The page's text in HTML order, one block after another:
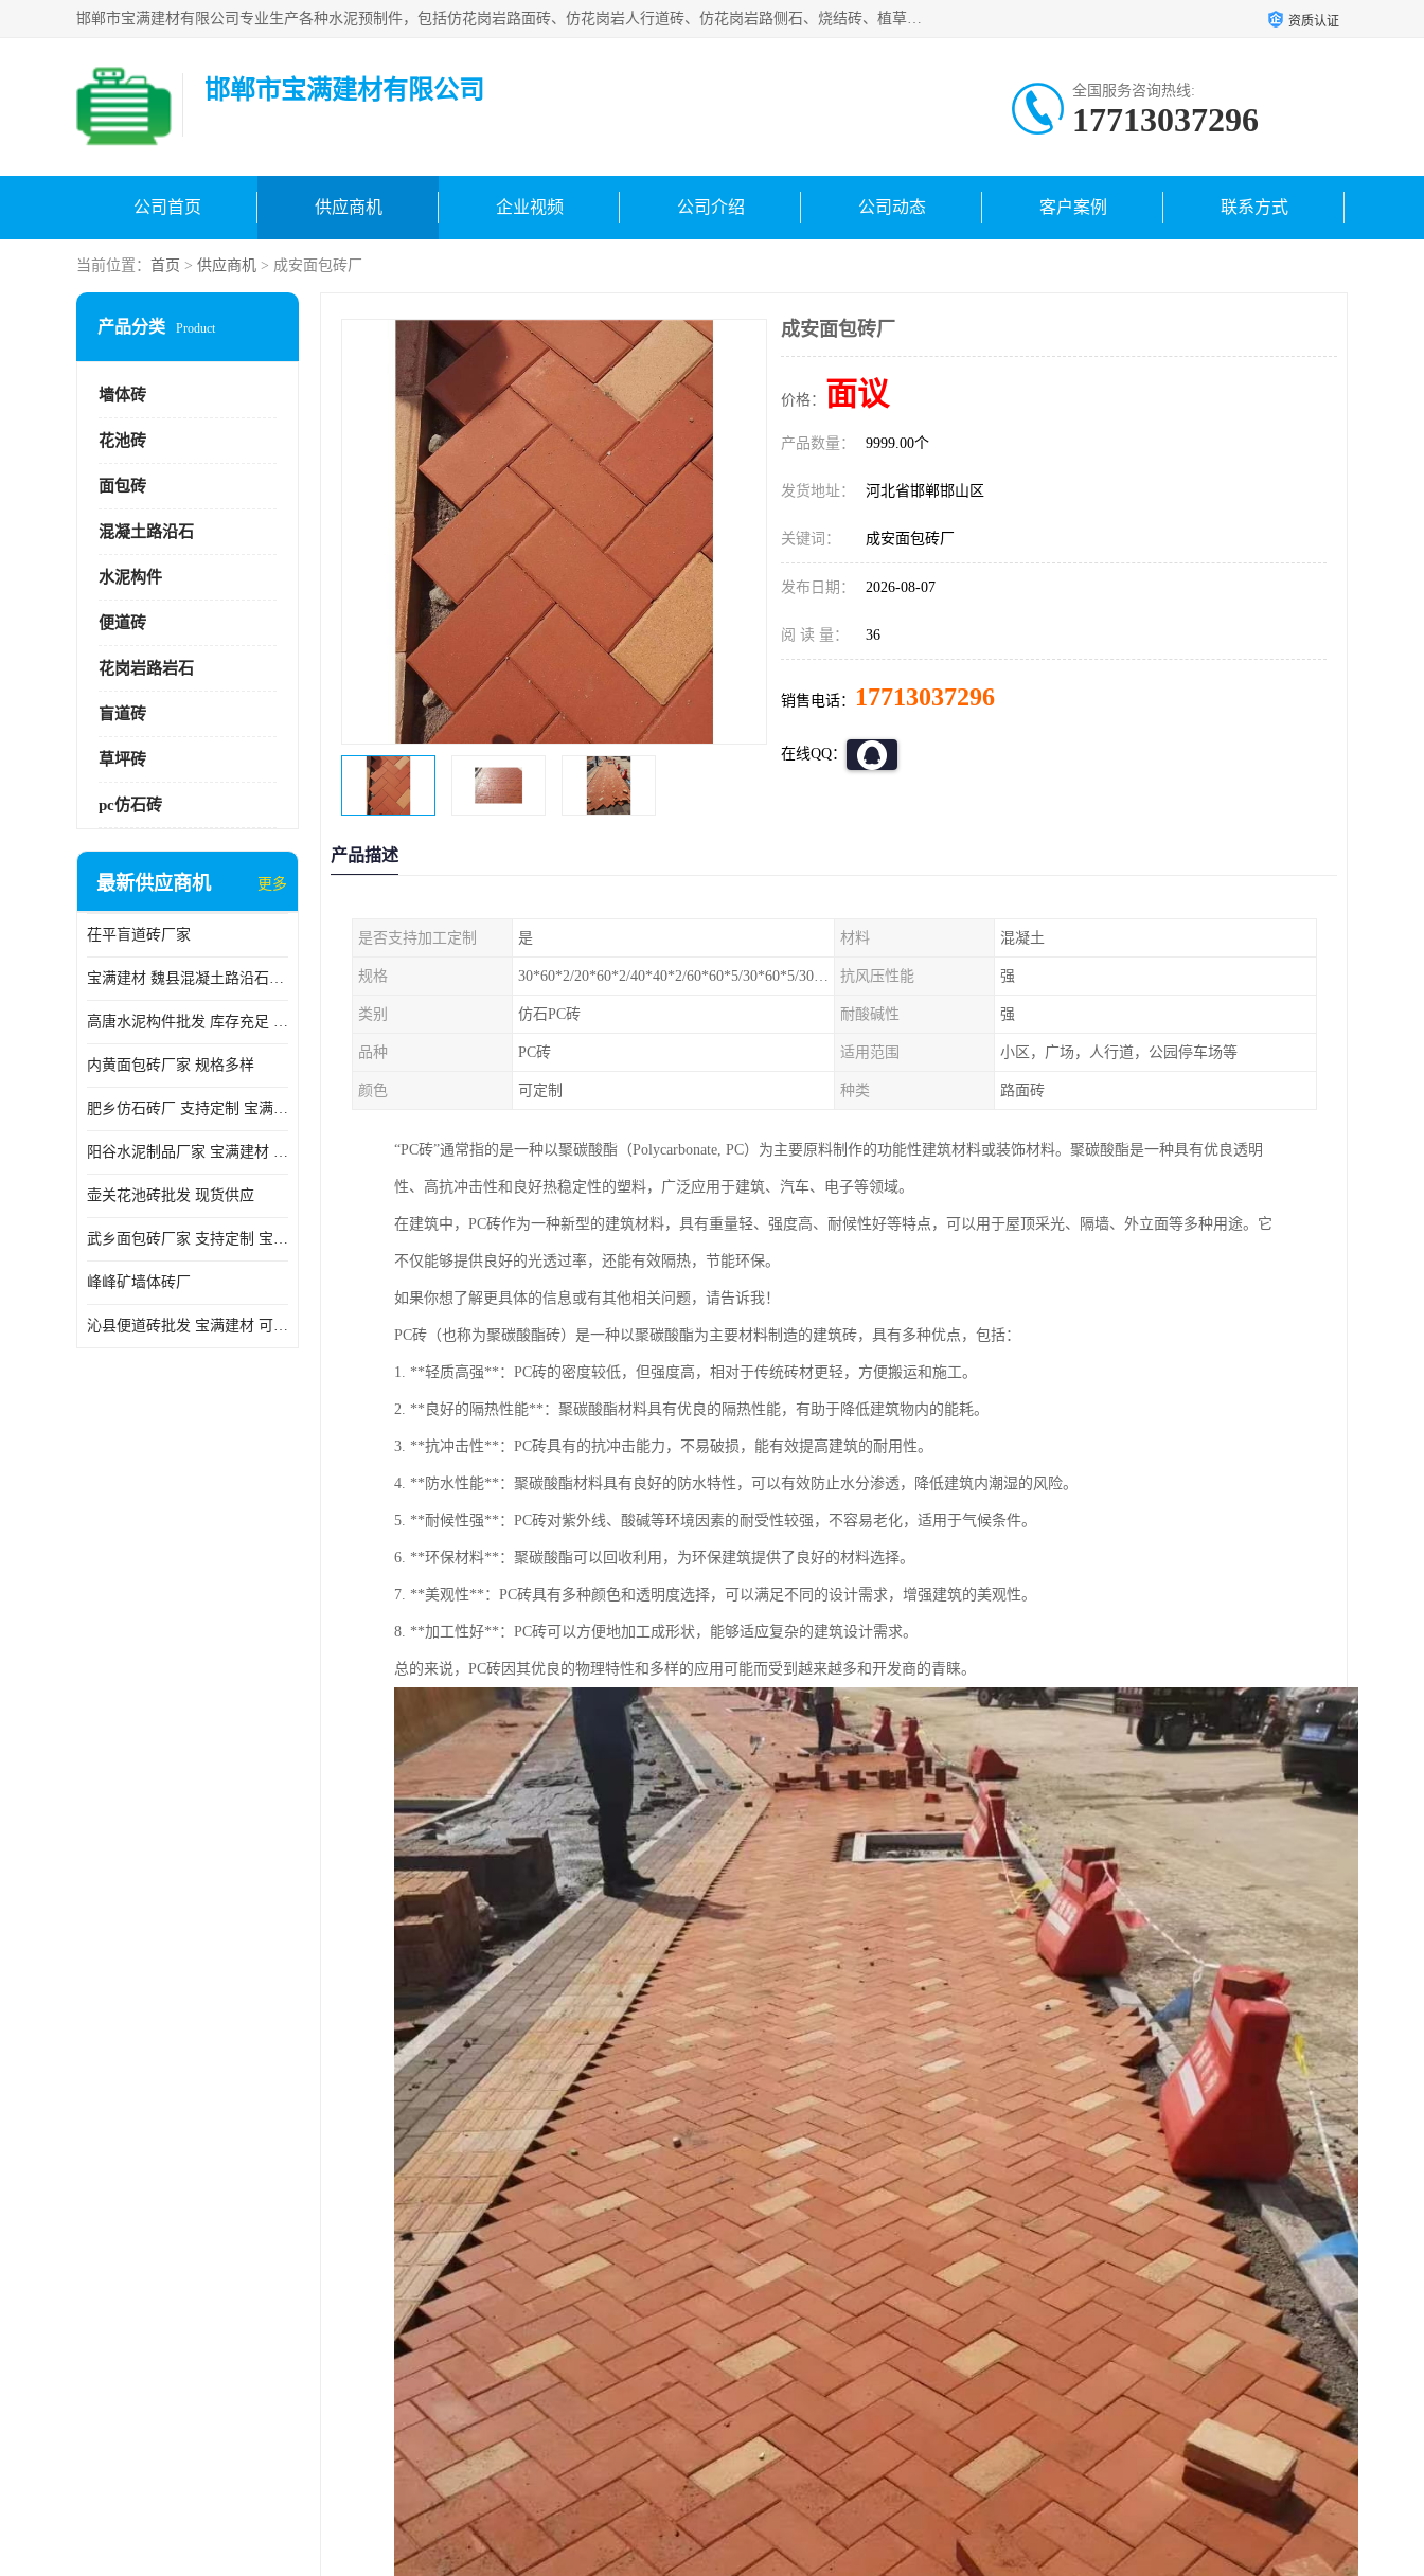
邯郸市宝满建材有限公司专业生产各种水泥预制件，包括仿花岗岩路面砖、仿花岗岩人行道砖、仿花岗岩路侧石、烧结砖、植草砖、码头砖连锁块、仿花岗岩路侧石、沙井盖、水泥盖板等各种水泥制品 资质认证
邯郸市宝满建材有限公司 全国服务咨询热线:
17713037296
公司首页 供应商机 企业视频 公司介绍 公司动态 客户案例 联系方式
当前位置： 首页 > 供应商机 > 成安面包砖厂
产品分类 Product
墙体砖
花池砖
面包砖
混凝土路沿石
水泥构件
便道砖
花岗岩路岩石
盲道砖
草坪砖
pc仿石砖
最新供应商机 更多
茌平盲道砖厂家
宝满建材 魏县混凝土路沿石批发
高唐水泥构件批发 库存充足 宝满建材
内黄面包砖厂家 规格多样
肥乡仿石砖厂 支持定制 宝满建材
‌阳谷水泥制品厂家 宝满建材 支持定制
壶关花池砖批发 现货供应
武乡面包砖厂家 支持定制 宝满建材
峰峰矿墙体砖厂
沁县便道砖批发 宝满建材 可定制
成安面包砖厂
价格： 面议
产品数量： 9999.00个
发货地址： 河北省邯郸邯山区
关键词： 成安面包砖厂
发布日期： 2026-08-07
阅 读 量： 36
销售电话： 17713037296
在线QQ：
产品描述
是否支持加工定制 是 材料 混凝土
规格 30*60*2/20*60*2/40*40*2/60*60*5/30*60*5/30*30*5mm 抗风压性能 强
类别 仿石PC砖 耐酸碱性 强
品种 PC砖 适用范围 小区，广场，人行道，公园停车场等
颜色 可定制 种类 路面砖
“PC砖”通常指的是一种以聚碳酸酯（Polycarbonate, PC）为主要原料制作的功能性建筑材料或装饰材料。聚碳酸酯是一种具有优良透明
性、高抗冲击性和良好热稳定性的塑料，广泛应用于建筑、汽车、电子等领域。
在建筑中，PC砖作为一种新型的建筑材料，具有重量轻、强度高、耐候性好等特点，可以用于屋顶采光、隔墙、外立面等多种用途。它
不仅能够提供良好的光透过率，还能有效隔热，节能环保。
如果你想了解更具体的信息或有其他相关问题，请告诉我！
PC砖（也称为聚碳酸酯砖）是一种以聚碳酸酯为主要材料制造的建筑砖，具有多种优点，包括：
1. **轻质高强**：PC砖的密度较低，但强度高，相对于传统砖材更轻，方便搬运和施工。
2. **良好的隔热性能**：聚碳酸酯材料具有优良的隔热性能，有助于降低建筑物内的能耗。
3. **抗冲击性**：PC砖具有的抗冲击能力，不易破损，能有效提高建筑的耐用性。
4. **防水性能**：聚碳酸酯材料具有良好的防水特性，可以有效防止水分渗透，降低建筑内潮湿的风险。
5. **耐候性强**：PC砖对紫外线、酸碱等环境因素的耐受性较强，不容易老化，适用于气候条件。
6. **环保材料**：聚碳酸酯可以回收利用，为环保建筑提供了良好的材料选择。
7. **美观性**：PC砖具有多种颜色和透明度选择，可以满足不同的设计需求，增强建筑的美观性。
8. **加工性好**：PC砖可以方便地加工成形状，能够适应复杂的建筑设计需求。
总的来说，PC砖因其优良的物理特性和多样的应用可能而受到越来越多和开发商的青睐。